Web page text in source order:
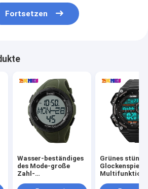
Fortsetzen
Wasser-beständiges
des Mode-große
Zahl-
Grünes
Glockenspiel-